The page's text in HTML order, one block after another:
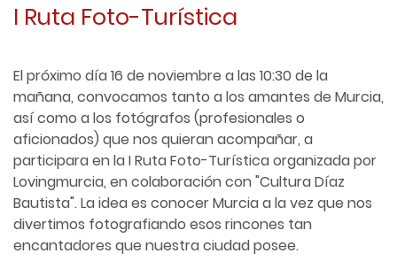
I Ruta Foto-Turística
El próximo día 16 de noviembre a las 10:30 de la
mañana, convocamos tanto a los amantes de Murcia,
así como a los fotógrafos (profesionales o
aficionados) que nos quieran acompañar, a
participara en la I Ruta Foto-Turística organizada por
Lovingmurcia, en colaboración con "Cultura Díaz
Bautista". La idea es conocer Murcia a la vez que nos
divertimos fotografiando esos rincones tan
encantadores que nuestra ciudad posee.